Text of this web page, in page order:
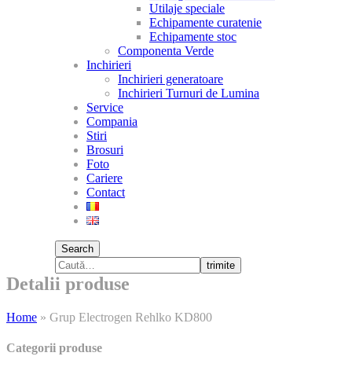
Utilaje speciale
Echipamente curatenie
Echipamente stoc
Componenta Verde
Inchirieri
Inchirieri generatoare
Inchirieri Turnuri de Lumina
Service
Compania
Stiri
Brosuri
Foto
Cariere
Contact
Search
trimite
Detalii produse
Home » Grup Electrogen Rehlko KD800
Categorii produse